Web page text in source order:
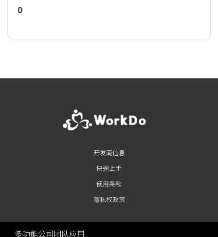
0
开发商信息
快速上手
使用条款
隐私权政策
多功能公司团队应用